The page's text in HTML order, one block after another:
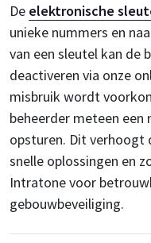
De elektronische
unieke nummers en
van een sleutel kan de
deactiveren via onze
misbruik wordt
beheerder meteen een
opsturen. Dit verhoogt
snelle oplossingen en
Intratone voor
gebouwbeveiliging.